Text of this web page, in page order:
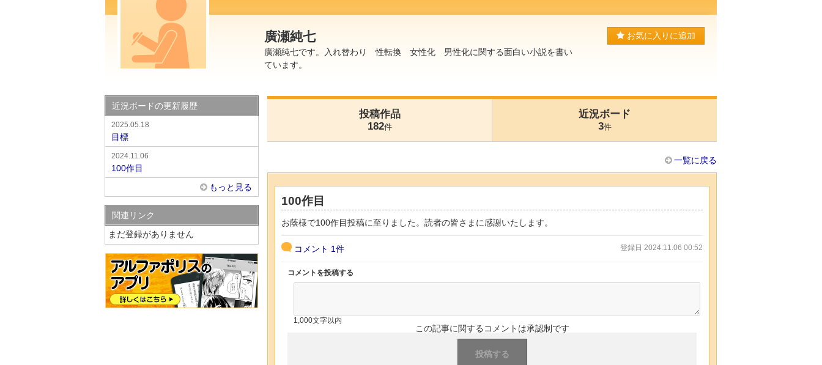
廣瀬純七
廣瀬純七です。入れ替わり 性転換 女性化 男性化に関する面白い小説を書い
ています。
お気に入りに追加
投稿作品
182件
近況ボード
3件
一覧に戻る
100作目
お蔭様で100作目投稿に至りました。読者の皆さまに感謝いたします。
コメント 1件 登録日 2024.11.06 00:52
コメントを投稿する
1,000文字以内
この記事に関するコメントは承認制です
近況ボードの更新履歴
2025.05.18
目標
2024.11.06
100作目
もっと見る
関連リンク
まだ登録がありません